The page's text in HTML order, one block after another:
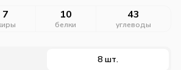
7 10
белки
43
углеводы
8 шт.